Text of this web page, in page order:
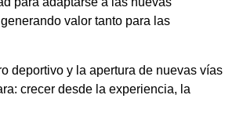
valor tanto para las
deportivo y la apertura de nuevas vías
crecer desde la experiencia, la